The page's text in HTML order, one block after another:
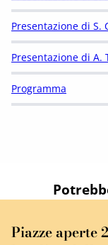
Presentazione di S.
Presentazione di
Programma
Piazze aperte